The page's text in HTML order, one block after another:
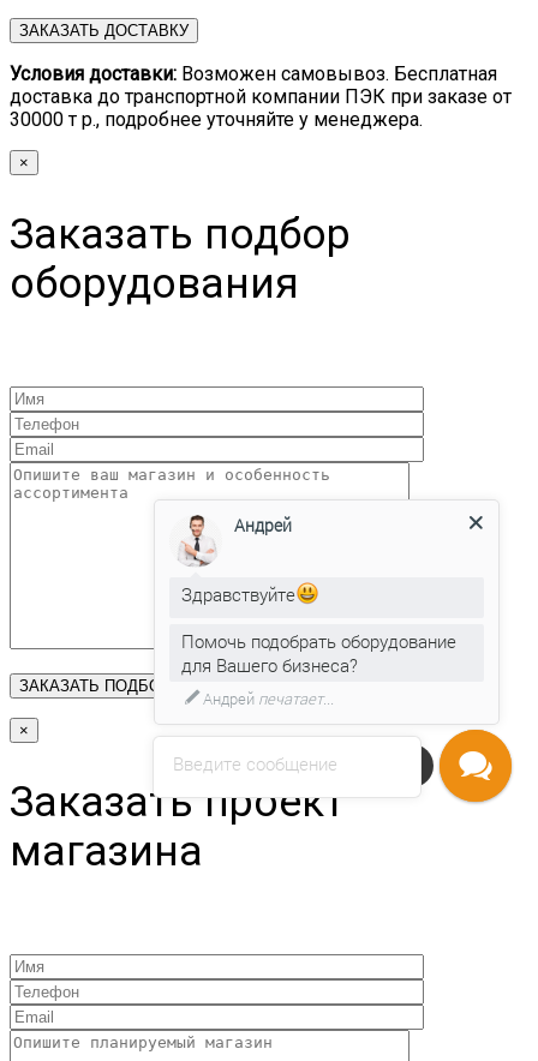
Условия доставки: Возможен самовывоз. Бесплатная
доставка до транспортной компании ПЭК при заказе от
30000 т р., подробнее уточняйте у менеджера.
×
Заказать подбор
оборудования
×
Заказать проект
магазина
Напишите нам
Введите сообщение
Андрей
Здравствуйте
Помочь подобрать оборудование
для Вашего бизнеса?
Андрейпечатает...